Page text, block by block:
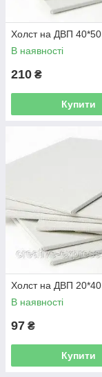
Холст на ДВП 40*50
В наявності
210 ₴
Купити
Холст на ДВП 20*40
В наявності
97 ₴
Купити